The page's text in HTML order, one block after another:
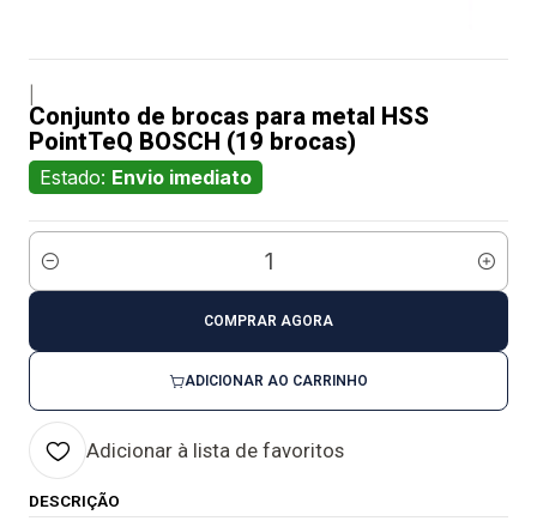
Conjunto de brocas para metal HSS
PointTeQ BOSCH (19 brocas)
Estado: Envio imediato
Quantidade
ADICIONAR AO CARRINHO
COMPRAR AGORA
Adicionar à lista de favoritos
DESCRIÇÃO